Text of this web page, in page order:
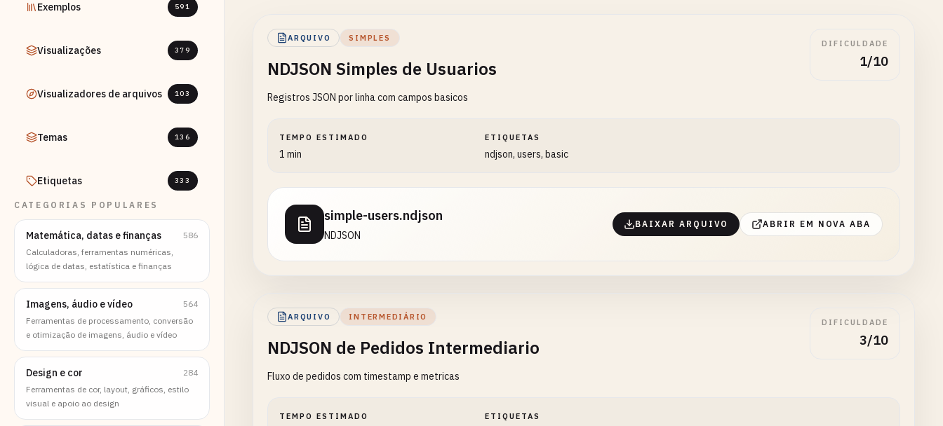
Exemplos 591
Visualizações 379
Visualizadores de arquivos 103
Temas 136
Etiquetas 333
CATEGORIAS POPULARES
Matemática, datas e finanças
586
Calculadoras, ferramentas numéricas,
lógica de datas, estatística e finanças
Imagens, áudio e vídeo
564
Ferramentas de processamento, conversão
e otimização de imagens, áudio e vídeo
Design e cor
284
Ferramentas de cor, layout, gráficos, estilo
visual e apoio ao design
ARQUIVO SIMPLES
NDJSON Simples de Usuarios
Registros JSON por linha com campos basicos
DIFICULDADE
1/10
TEMPO ESTIMADO
1 min
ETIQUETAS
ndjson, users, basic
simple-users.ndjson
NDJSON
BAIXAR ARQUIVO ABRIR EM NOVA ABA
ARQUIVO INTERMEDIÁRIO
NDJSON de Pedidos Intermediario
Fluxo de pedidos com timestamp e metricas
DIFICULDADE
3/10
TEMPO ESTIMADO ETIQUETAS